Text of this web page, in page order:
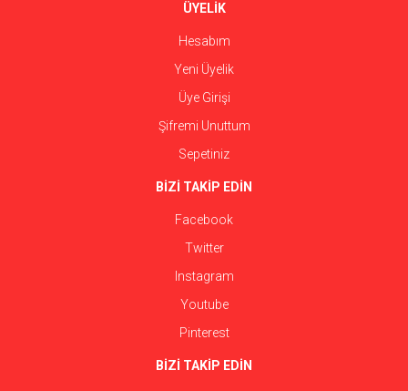
ÜYELİK
Hesabım
Yeni Üyelik
Üye Girişi
Şifremi Unuttum
Sepetiniz
BİZİ TAKİP EDİN
Facebook
Twitter
Instagram
Youtube
Pinterest
BİZİ TAKİP EDİN